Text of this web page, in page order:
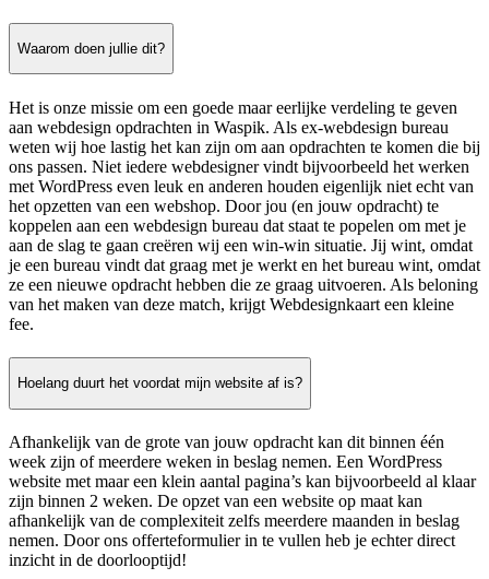
Waarom doen jullie dit?
Het is onze missie om een goede maar eerlijke verdeling te geven
aan webdesign opdrachten in Waspik. Als ex-webdesign bureau
weten wij hoe lastig het kan zijn om aan opdrachten te komen die bij
ons passen. Niet iedere webdesigner vindt bijvoorbeeld het werken
met WordPress even leuk en anderen houden eigenlijk niet echt van
het opzetten van een webshop. Door jou (en jouw opdracht) te
koppelen aan een webdesign bureau dat staat te popelen om met je
aan de slag te gaan creëren wij een win-win situatie. Jij wint, omdat
je een bureau vindt dat graag met je werkt en het bureau wint, omdat
ze een nieuwe opdracht hebben die ze graag uitvoeren. Als beloning
van het maken van deze match, krijgt Webdesignkaart een kleine
fee.
Hoelang duurt het voordat mijn website af is?
Afhankelijk van de grote van jouw opdracht kan dit binnen één
week zijn of meerdere weken in beslag nemen. Een WordPress
website met maar een klein aantal pagina’s kan bijvoorbeeld al klaar
zijn binnen 2 weken. De opzet van een website op maat kan
afhankelijk van de complexiteit zelfs meerdere maanden in beslag
nemen. Door ons offerteformulier in te vullen heb je echter direct
inzicht in de doorlooptijd!